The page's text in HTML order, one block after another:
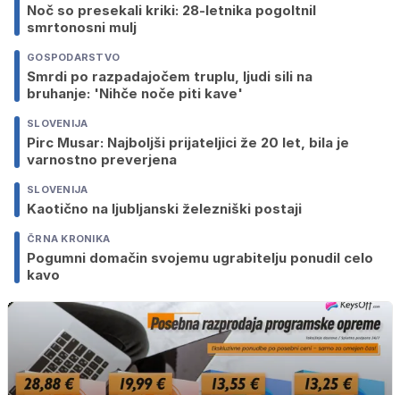
Noč so presekali kriki: 28-letnika pogoltnil
smrtonosni mulj
GOSPODARSTVO
Smrdi po razpadajočem truplu, ljudi sili na
bruhanje: 'Nihče noče piti kave'
SLOVENIJA
Pirc Musar: Najboljši prijateljici že 20 let, bila je
varnostno preverjena
SLOVENIJA
Kaotično na ljubljanski železniški postaji
ČRNA KRONIKA
Pogumni domačin svojemu ugrabitelju ponudil celo
kavo